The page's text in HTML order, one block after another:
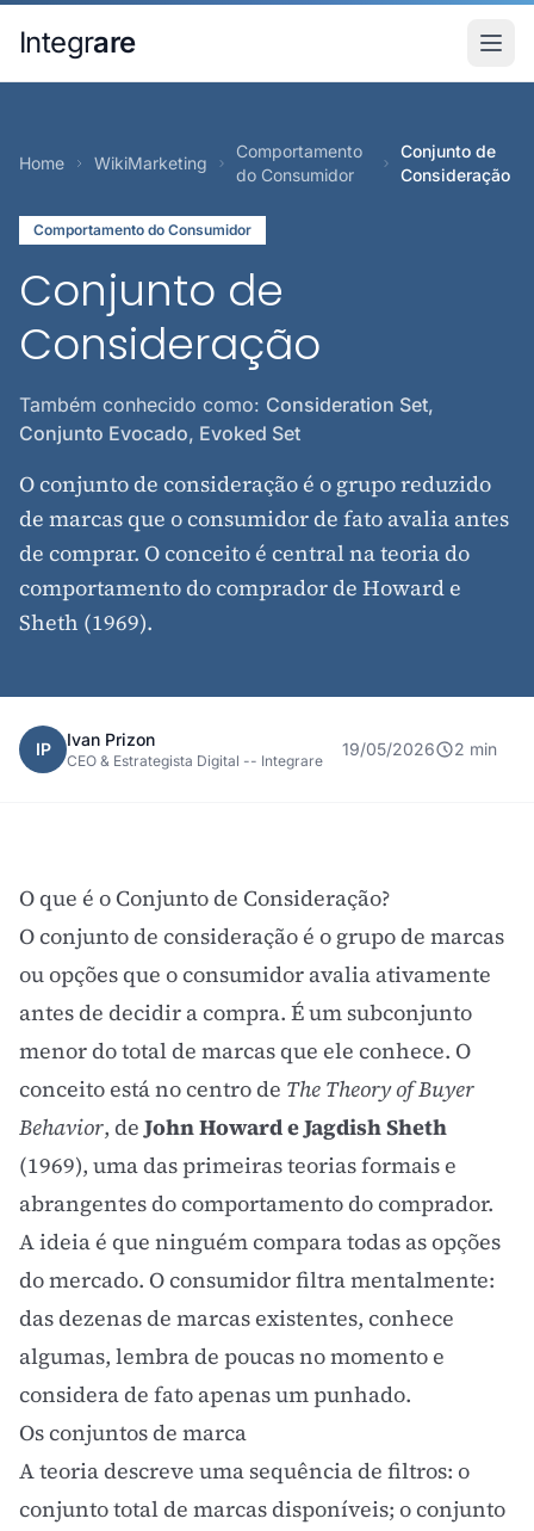
Integrare
Home WikiMarketing
Comportamento
do Consumidor
Conjunto de
Consideração
Comportamento do Consumidor
Conjunto de
Consideração
Também conhecido como: Consideration Set,
Conjunto Evocado, Evoked Set
O conjunto de consideração é o grupo reduzido
de marcas que o consumidor de fato avalia antes
de comprar. O conceito é central na teoria do
comportamento do comprador de Howard e
Sheth (1969).
IP Ivan Prizon
CEO & Estrategista Digital -- Integrare
19/05/2026 2 min
O que é o Conjunto de Consideração?
O conjunto de consideração é o grupo de marcas
ou opções que o consumidor avalia ativamente
antes de decidir a compra. É um subconjunto
menor do total de marcas que ele conhece. O
conceito está no centro de The Theory of Buyer
Behavior, deJohn Howard e Jagdish Sheth
(1969), uma das primeiras teorias formais e
abrangentes do comportamento do comprador.
A ideia é que ninguém compara todas as opções
do mercado. O consumidor filtra mentalmente:
das dezenas de marcas existentes, conhece
algumas, lembra de poucas no momento e
considera de fato apenas um punhado.
Os conjuntos de marca
A teoria descreve uma sequência de filtros: o
conjunto total de marcas disponíveis; o conjunto